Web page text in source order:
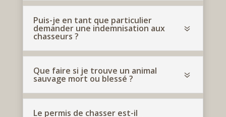
Puis-je en tant que particulier
demander une indemnisation aux
chasseurs ?
7
Que faire si je trouve un animal
sauvage mort ou blessé ? 7
Le permis de chasser est-il